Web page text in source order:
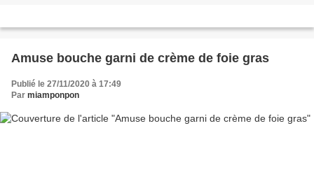
Amuse bouche garni de crème de foie gras
Publié le 27/11/2020 à 17:49
Par miamponpon